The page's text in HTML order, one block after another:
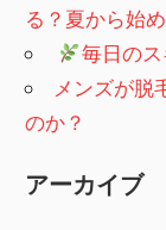
る？夏から始
毎日の
メンズが脱
のか？
アーカイブ